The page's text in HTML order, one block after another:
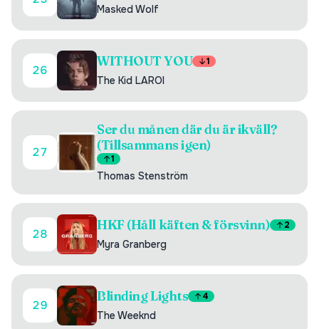
Masked Wolf
26
WITHOUT YOU 1
The Kid LAROI
27
Ser du månen där du är ikväll?
(Tillsammans igen)
1
Thomas Stenström
28
HKF (Håll käften & försvinn) 2
Myra Granberg
29
Blinding Lights 4
The Weeknd